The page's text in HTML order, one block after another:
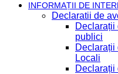
INFORMAȚII DE
Declaratii de
Declarații
publici
Declarații
Locali
Declarații